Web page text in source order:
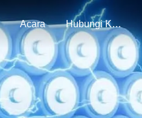
Acara Hubungi Kami